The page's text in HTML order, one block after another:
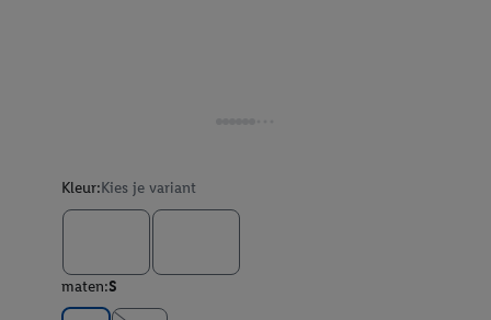
Kleur:Kies je variant
maten:S